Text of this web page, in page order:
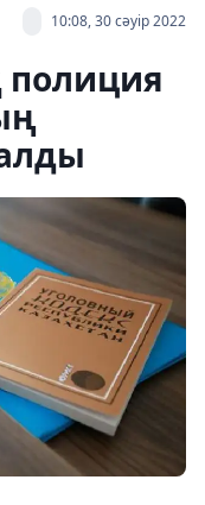
10:08, 30 сәуір 2022